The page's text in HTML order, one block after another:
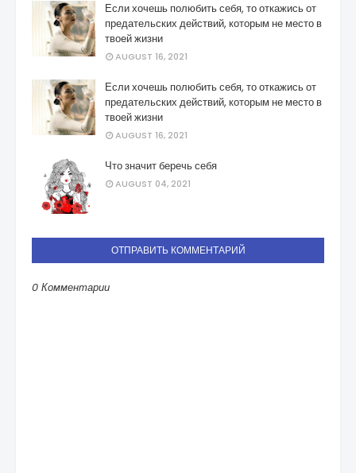
Если хочешь полюбить себя, то откажись от
предательских действий, которым не место в
твоей жизни
AUGUST 16, 2021
Если хочешь полюбить себя, то откажись от
предательских действий, которым не место в
твоей жизни
AUGUST 16, 2021
Что значит беречь себя
AUGUST 04, 2021
ОТПРАВИТЬ КОММЕНТАРИЙ
0 Комментарии